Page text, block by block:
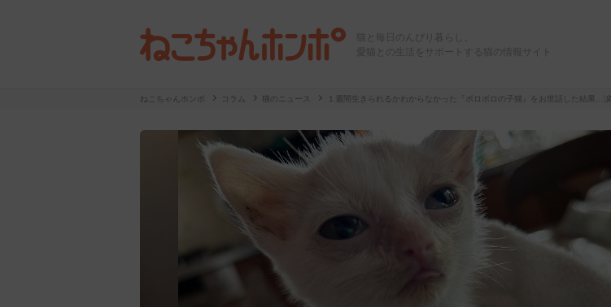
猫と毎日のんびり暮らし。
愛猫との生活をサポートする猫の情報サイト
ねこちゃんホンポ コラム 猫のニュース １週間生きられるかわからなかった『ボロボロの子猫』をお世話した結果…